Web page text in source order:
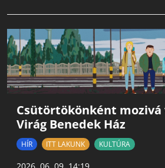
Csütörtökönként mozivá
Virág Benedek Ház
HÍR ITT LAKUNK KULTÚRA